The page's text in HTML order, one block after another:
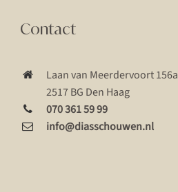
Contact
Laan van Meerdervoort 156a
2517 BG Den Haag
070 361 59 99
info@diasschouwen.nl